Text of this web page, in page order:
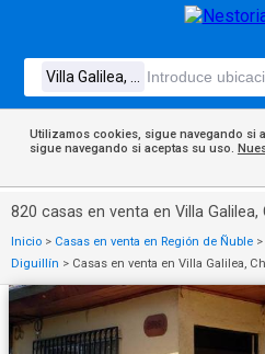
Utilizamos cookies, sigue navegando si
sigue navegando si aceptas su uso.
820 casas en venta en Villa Galilea,
Inicio > Casas en venta en Región de Ñuble >
Diguillín > Casas en venta en Villa Galilea,